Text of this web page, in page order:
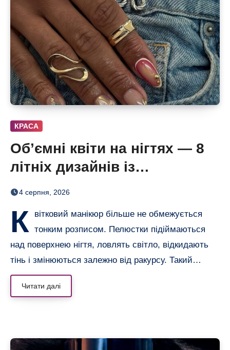
КРАСА
Об’ємні квіти на нігтях — 8
літніх дизайнів із
неймовірним 3D-ефектом
4 серпня, 2026
К
вітковий манікюр більше не обмежується
тонким розписом. Пелюстки підіймаються
над поверхнею нігтя, ловлять світло, відкидають
тінь і змінюються залежно від ракурсу. Такий…
Читати далі